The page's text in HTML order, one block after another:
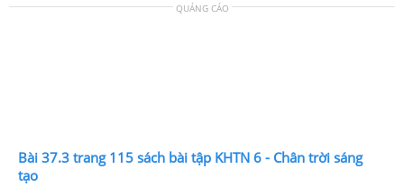
QUẢNG CÁO
Bài 37.3 trang 115 sách bài tập KHTN 6 - Chân trời sáng
tạo